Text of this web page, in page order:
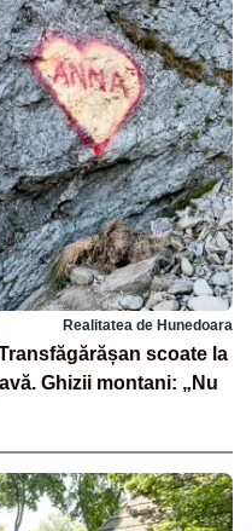
Realitatea de Hunedoara
scoate la
Ghizii montani: „Nu